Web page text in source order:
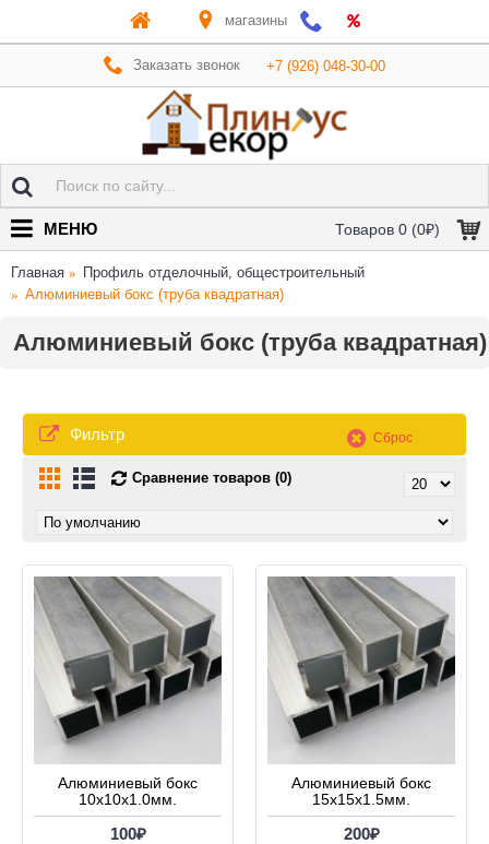
магазины
Заказать звонок +7 (926) 048-30-00
Товаров 0 (0₽)
МЕНЮ
Главная
Профиль отделочный, общестроительный
Алюминиевый бокс (труба квадратная)
Алюминиевый бокс (труба квадратная)
Фильтр Сброс
Сравнение товаров (0)
Алюминиевый бокс
10х10х1.0мм.
100₽
Алюминиевый бокс
15х15х1.5мм.
200₽